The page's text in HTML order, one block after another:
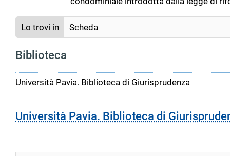
Lo trovi in Scheda
Biblioteca
Università Pavia. Biblioteca di Giurisprudenza
Università Pavia. Biblioteca di